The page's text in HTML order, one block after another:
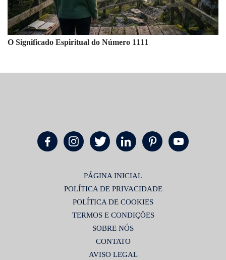
O Significado Espiritual do Número 1111
PÁGINA INICIAL
POLÍTICA DE PRIVACIDADE
POLÍTICA DE COOKIES
TERMOS E CONDIÇÕES
SOBRE NÓS
CONTATO
AVISO LEGAL